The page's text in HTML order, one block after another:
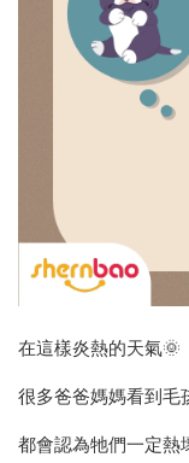
在這樣炎熱的天氣🌞
很多爸爸媽媽看到毛
都會認為牠們一定